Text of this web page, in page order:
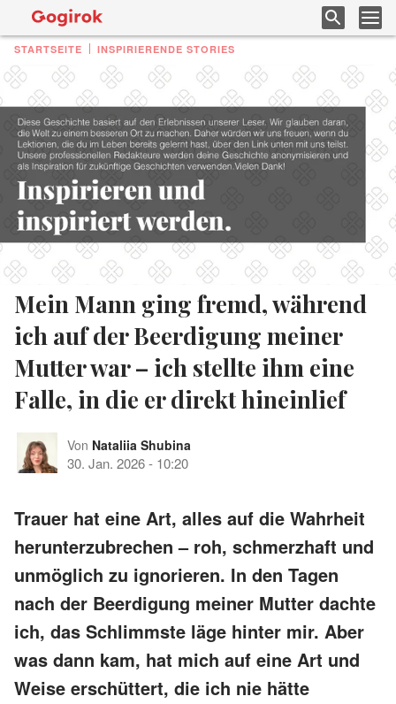
STARTSEITE INSPIRIERENDE STORIES
Mein Mann ging fremd, während
ich auf der Beerdigung meiner
Mutter war – ich stellte ihm eine
Falle, in die er direkt hineinlief
Von Nataliia Shubina
30. Jan. 2026- 10:20
Trauer hat eine Art, alles auf die Wahrheit
herunterzubrechen – roh, schmerzhaft und
unmöglich zu ignorieren. In den Tagen
nach der Beerdigung meiner Mutter dachte
ich, das Schlimmste läge hinter mir. Aber
was dann kam, hat mich auf eine Art und
Weise erschüttert, die ich nie hätte